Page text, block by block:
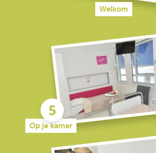
Welkom
Op je kamer